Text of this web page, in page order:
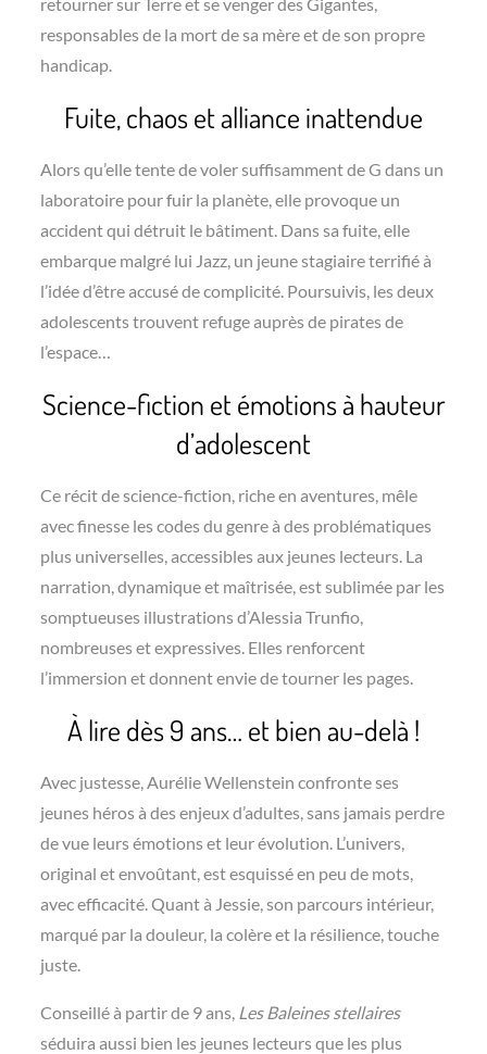
responsables de la mort de sa mère et de son propre
handicap.
Fuite, chaos et alliance inattendue
Alors qu’elle tente de voler suffisamment de G dans un
laboratoire pour fuir la planète, elle provoque un
accident qui détruit le bâtiment. Dans sa fuite, elle
embarque malgré lui Jazz, un jeune stagiaire terrifié à
l’idée d’être accusé de complicité. Poursuivis, les deux
adolescents trouvent refuge auprès de pirates de
l’espace…
Science-fiction et émotions à hauteur
d’adolescent
Ce récit de science-fiction, riche en aventures, mêle
avec finesse les codes du genre à des problématiques
plus universelles, accessibles aux jeunes lecteurs. La
narration, dynamique et maîtrisée, est sublimée par les
somptueuses illustrations d’Alessia Trunfio,
nombreuses et expressives. Elles renforcent
l’immersion et donnent envie de tourner les pages.
À lire dès 9 ans… et bien au-delà !
Avec justesse, Aurélie Wellenstein confronte ses
jeunes héros à des enjeux d’adultes, sans jamais perdre
de vue leurs émotions et leur évolution. L’univers,
original et envoûtant, est esquissé en peu de mots,
avec efficacité. Quant à Jessie, son parcours intérieur,
marqué par la douleur, la colère et la résilience, touche
juste.
Conseillé à partir de 9 ans, Les Baleines stellaires
séduira aussi bien les jeunes lecteurs que les plus